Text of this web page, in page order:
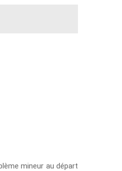
mineur au départ